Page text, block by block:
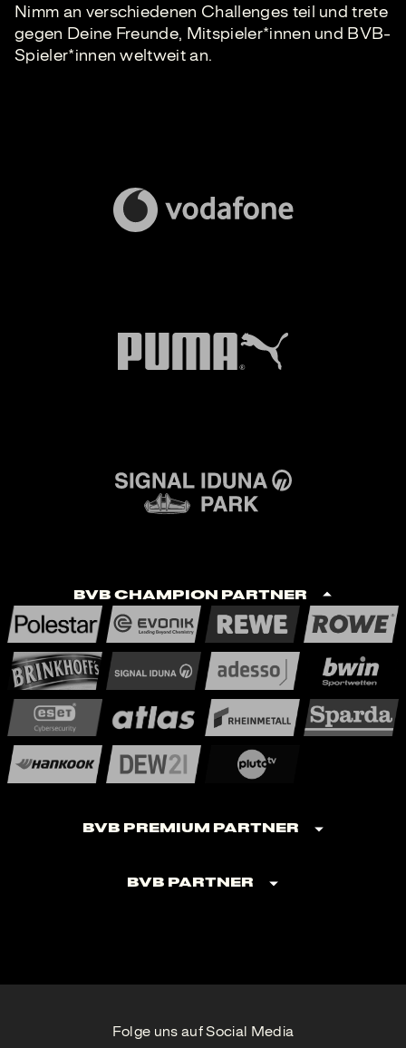
Nimm an verschiedenen Challenges teil und trete
gegen Deine Freunde, Mitspieler*innen und BVB-
Spieler*innen weltweit an.
BVB Champion Partner
BVB Premium Partner
BVB Partner
Folge uns auf Social Media